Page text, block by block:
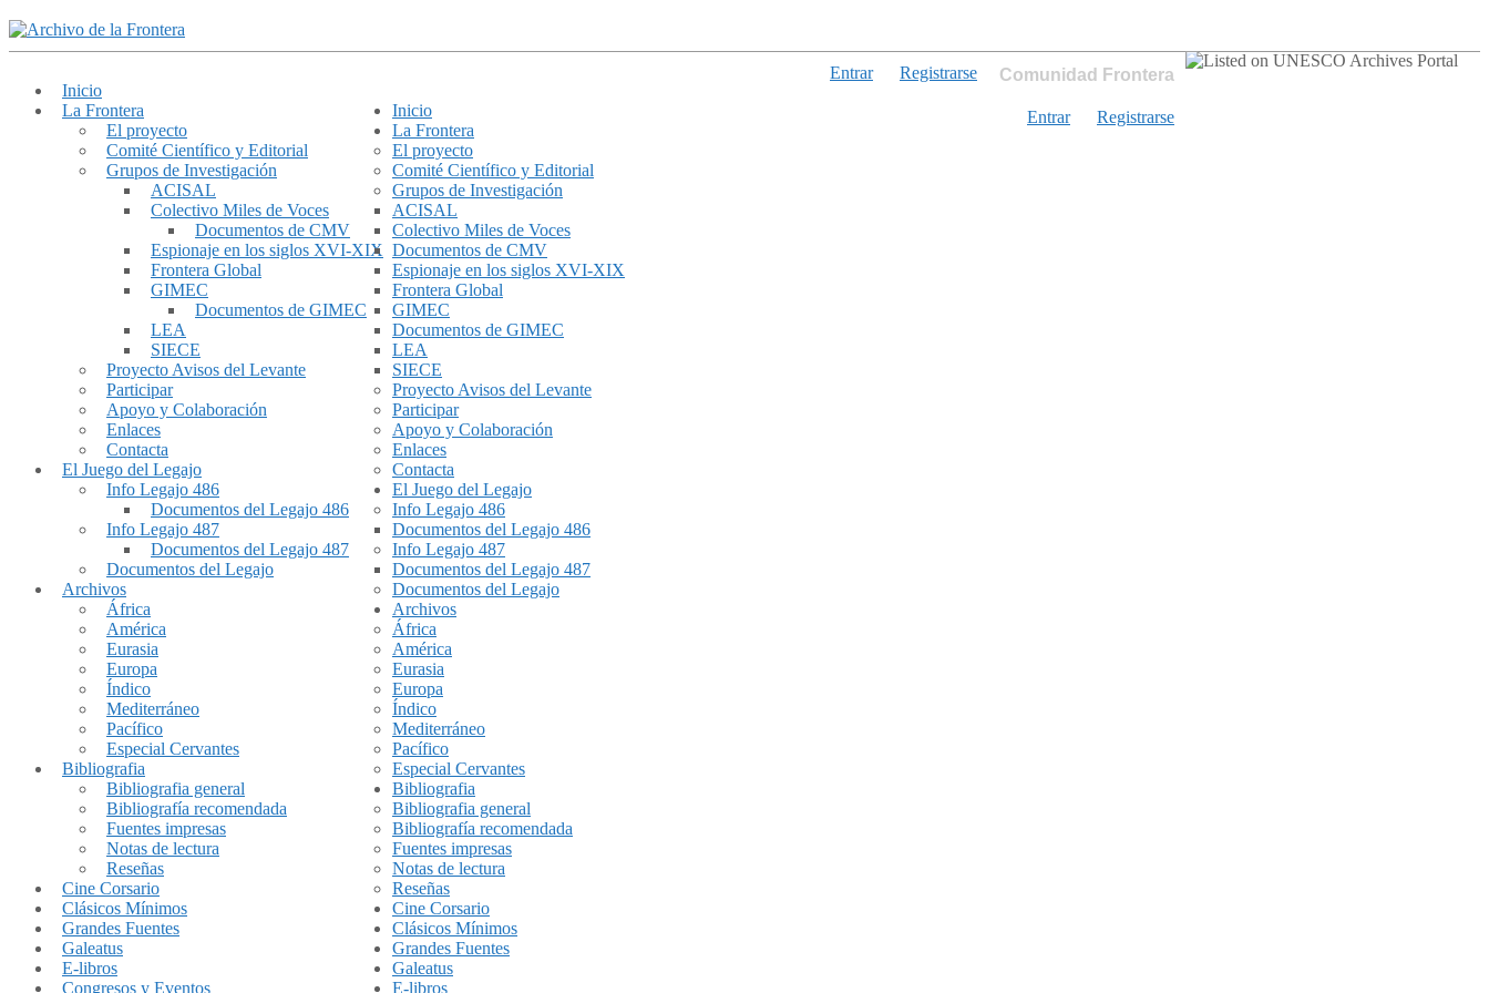
Comunidad Frontera
Entrar Registrarse
Inicio
La Frontera
El proyecto
Comité Científico y Editorial
Grupos de Investigación
ACISAL
Colectivo Miles de Voces
Documentos de CMV
Espionaje en los siglos XVI-XIX
Frontera Global
GIMEC
Documentos de GIMEC
LEA
SIECE
Proyecto Avisos del Levante
Participar
Apoyo y Colaboración
Enlaces
Contacta
El Juego del Legajo
Info Legajo 486
Documentos del Legajo 486
Info Legajo 487
Documentos del Legajo 487
Documentos del Legajo
Archivos
África
América
Eurasia
Europa
Índico
Mediterráneo
Pacífico
Especial Cervantes
Bibliografia
Bibliografia general
Bibliografía recomendada
Fuentes impresas
Notas de lectura
Reseñas
Cine Corsario
Clásicos Mínimos
Grandes Fuentes
Galeatus
E-libros
Congresos y Eventos
Entrar
Registrarse
Inicio
La Frontera
El proyecto
Comité Científico y Editorial
Grupos de Investigación
ACISAL
Colectivo Miles de Voces
Documentos de CMV
Espionaje en los siglos XVI-XIX
Frontera Global
GIMEC
Documentos de GIMEC
LEA
SIECE
Proyecto Avisos del Levante
Participar
Apoyo y Colaboración
Enlaces
Contacta
El Juego del Legajo
Info Legajo 486
Documentos del Legajo 486
Info Legajo 487
Documentos del Legajo 487
Documentos del Legajo
Archivos
África
América
Eurasia
Europa
Índico
Mediterráneo
Pacífico
Especial Cervantes
Bibliografia
Bibliografia general
Bibliografía recomendada
Fuentes impresas
Notas de lectura
Reseñas
Cine Corsario
Clásicos Mínimos
Grandes Fuentes
Galeatus
E-libros